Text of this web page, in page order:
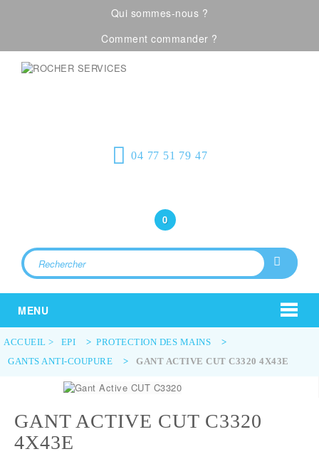
Qui sommes-nous ?
Comment commander ?
04 77 51 79 47
0
MENU
ACCUEIL > EPI > PROTECTION DES MAINS
>
GANTS ANTI-COUPURE
> GANT ACTIVE CUT C3320 4X43E
GANT ACTIVE CUT C3320
4X43E